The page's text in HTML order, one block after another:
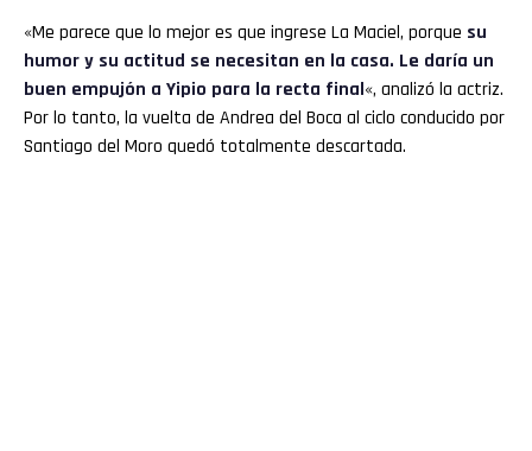
«Me parece que lo mejor es que ingrese La Maciel, porque su
humor y su actitud se necesitan en la casa. Le daría un
buen empujón a Yipio para la recta final«, analizó la actriz.
Por lo tanto, la vuelta de Andrea del Boca al ciclo conducido por
Santiago del Moro quedó totalmente descartada.